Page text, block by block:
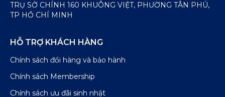
TRỤ SỞ CHÍNH 160 KHUÔNG VIỆT, PHƯỜNG TÂN PHÚ,
TP HỒ CHÍ MINH
HỖ TRỢ KHÁCH HÀNG
Chính sách đổi hàng và bảo hành
Chính sách Membership
Chính sách ưu đãi sinh nhật